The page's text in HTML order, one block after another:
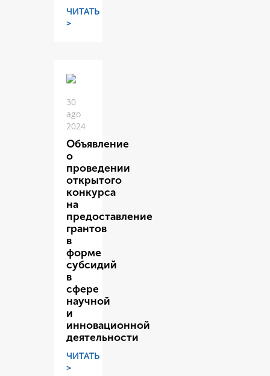
ЧИТАТЬ
>
30
ago
2024
Объявление
о
проведении
открытого
конкурса
на
предоставление
грантов
в
форме
субсидий
в
сфере
научной
и
инновационной
деятельности
ЧИТАТЬ
>